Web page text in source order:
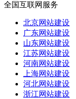
全国互联网服务
北京网站建设
广东网站建设
山东网站建设
江苏网站建设
河南网站建设
上海网站建设
河北网站建设
浙江网站建设